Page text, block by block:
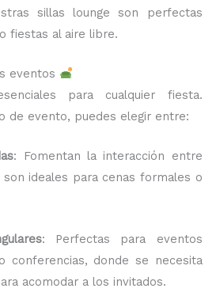
sillas lounge son perfectas
fiestas al aire libre.
eventos
para cualquier fiesta.
de evento, puedes elegir entre:
: Fomentan la interacción entre
ideales para cenas formales o
: Perfectas para eventos
conferencias, donde se necesita
acomodar a los invitados.